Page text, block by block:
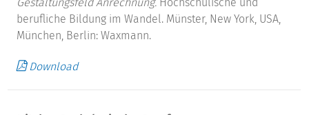
berufliche Bildung im Wandel. Münster, New York, USA,
München, Berlin: Waxmann.
Download